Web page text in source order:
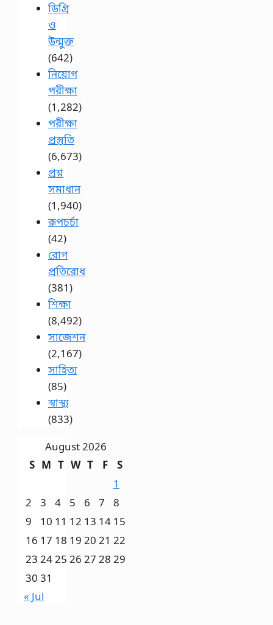
ডিগ্রি
ও
উন্মুক্ত
(642)
নিয়োগ
পরীক্ষা
(1,282)
পরীক্ষা
প্রস্তুতি
(6,673)
প্রশ্ন
সমাধান
(1,940)
রূপচর্চা
(42)
রোগ
প্রতিরোধ
(381)
শিক্ষা
(8,492)
সাজেশন
(2,167)
সাহিত্য
(85)
স্বাস্থ্য
(833)
August 2026
S M T W T F
S
1
2
3 4 5 6 7
8
9
10 11 12 13 14 15
16 17 18 19 20 21 22
23 2425 26 27 28 29
30 31
« Jul